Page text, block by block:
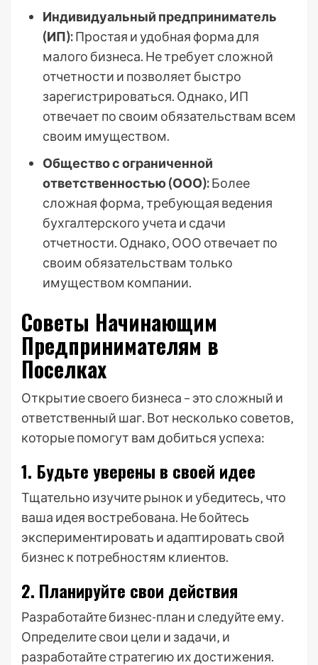
Индивидуальный предприниматель
(ИП):Простая и удобная форма для
малого бизнеса. Не требует сложной
отчетности и позволяет быстро
зарегистрироваться. Однако‚ ИП
отвечает по своим обязательствам всем
своим имуществом.
Общество с ограниченной
ответственностью (ООО):Более
сложная форма‚ требующая ведения
бухгалтерского учета и сдачи
отчетности. Однако‚ ООО отвечает по
своим обязательствам только
имуществом компании.
Советы Начинающим
Предпринимателям в
Поселках
Открытие своего бизнеса – это сложный и
ответственный шаг. Вот несколько советов‚
которые помогут вам добиться успеха:
1. Будьте уверены в своей идее
Тщательно изучите рынок и убедитесь‚ что
ваша идея востребована. Не бойтесь
экспериментировать и адаптировать свой
бизнес к потребностям клиентов.
2. Планируйте свои действия
Разработайте бизнес-план и следуйте ему.
Определите свои цели и задачи‚ и
разработайте стратегию их достижения.